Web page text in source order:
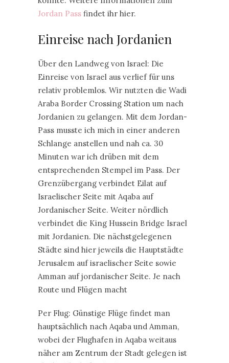
Jordan Pass findet ihr hier.
Einreise nach Jordanien
Über den Landweg von Israel: Die
Einreise von Israel aus verlief für uns
relativ problemlos. Wir nutzten die Wadi
Araba Border Crossing Station um nach
Jordanien zu gelangen. Mit dem Jordan-
Pass musste ich mich in einer anderen
Schlange anstellen und nah ca. 30
Minuten war ich drüben mit dem
entsprechenden Stempel im Pass. Der
Grenzübergang verbindet Eilat auf
Israelischer Seite mit Aqaba auf
Jordanischer Seite. Weiter nördlich
verbindet die King Hussein Bridge Israel
mit Jordanien. Die nächstgelegenen
Städte sind hier jeweils die Hauptstädte
Jerusalem auf israelischer Seite sowie
Amman auf jordanischer Seite. Je nach
Route und Flügen macht
Per Flug: Günstige Flüge findet man
hauptsächlich nach Aqaba und Amman,
wobei der Flughafen in Aqaba weitaus
näher am Zentrum der Stadt gelegen ist